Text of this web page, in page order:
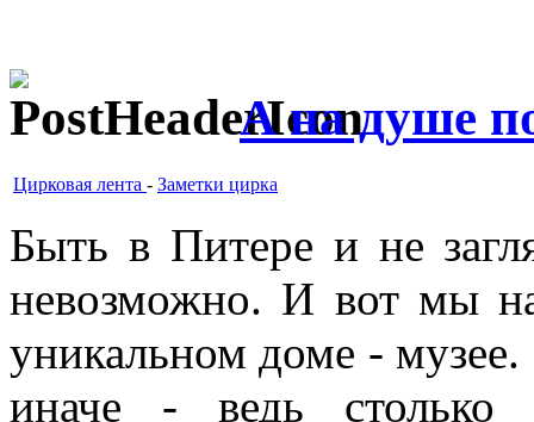
А на душе
Цирковая лента - Заметки цирка
Быть в Питере и не
невозможно. И вот мы
уникальном доме -
иначе - ведь